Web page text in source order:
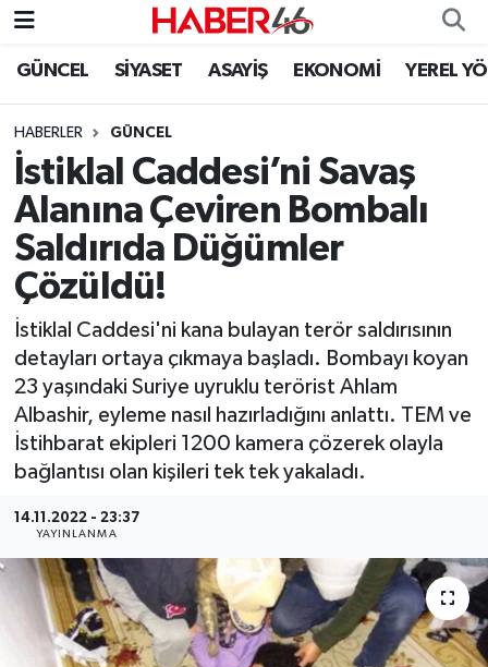
GÜNCEL SİYASET ASAYİŞ EKONOMİ YEREL
HABERLER GÜNCEL
İstiklal Caddesi’ni Savaş
Alanına Çeviren Bombalı
Saldırıda Düğümler
Çözüldü!
İstiklal Caddesi'ni kana bulayan terör saldırısının
detayları ortaya çıkmaya başladı. Bombayı koyan
23 yaşındaki Suriye uyruklu terörist Ahlam
Albashir, eyleme nasıl hazırladığını anlattı. TEM ve
İstihbarat ekipleri 1200 kamera çözerek olayla
bağlantısı olan kişileri tek tek yakaladı.
14.11.2022 - 23:37
YAYINLANMA
GÜNCEL
SİYASET
SPOR
YAŞAM
TEKNOLOJİ
SAĞLIK
EĞİTİM
İLÇE HABERLERİ
KÜLTÜR-SANAT
KSÜ
Nöbetçi Eczaneler
Hava Durumu
Kahramanmaraş Namaz Vakitleri
Trafik Durumu
Süper Lig Puan Durumu ve Fikstür
Tüm Manşetler
Son Dakika Haberleri
Haber Arşivi